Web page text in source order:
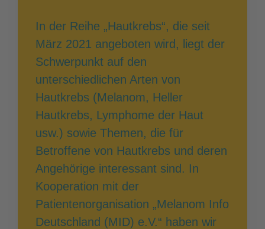
In der Reihe „Hautkrebs“, die seit
März 2021 angeboten wird, liegt der
Schwerpunkt auf den
unterschiedlichen Arten von
Hautkrebs (Melanom, Heller
Hautkrebs, Lymphome der Haut
usw.) sowie Themen, die für
Betroffene von Hautkrebs und deren
Angehörige interessant sind. In
Kooperation mit der
Patientenorganisation „Melanom Info
Deutschland (MID) e.V.“ haben wir